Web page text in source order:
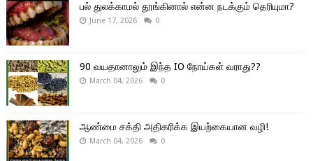
பல் துலக்காமல் தூங்கினால் என்ன நடக்கும் தெரியுமா?
June 17, 2026 0
90 வயதானாலும் இந்த IO நோய்கள் வராது??
March 04, 2026 0
ஆண்மை சக்தி அதிகரிக்க இயற்கையான வழி!
March 04, 2026 0